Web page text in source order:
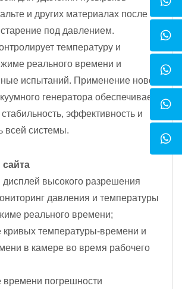
и других материалах после
под давлением.
температуру и
реального времени и
испытаний. Применение новой
генератора обеспечивает
стабильность, эффективность и
всей системы.
высокого разрешения
давления и температуры
реального времени;
кривых температуры-времени и
в камере во время рабочего
времени погрешности